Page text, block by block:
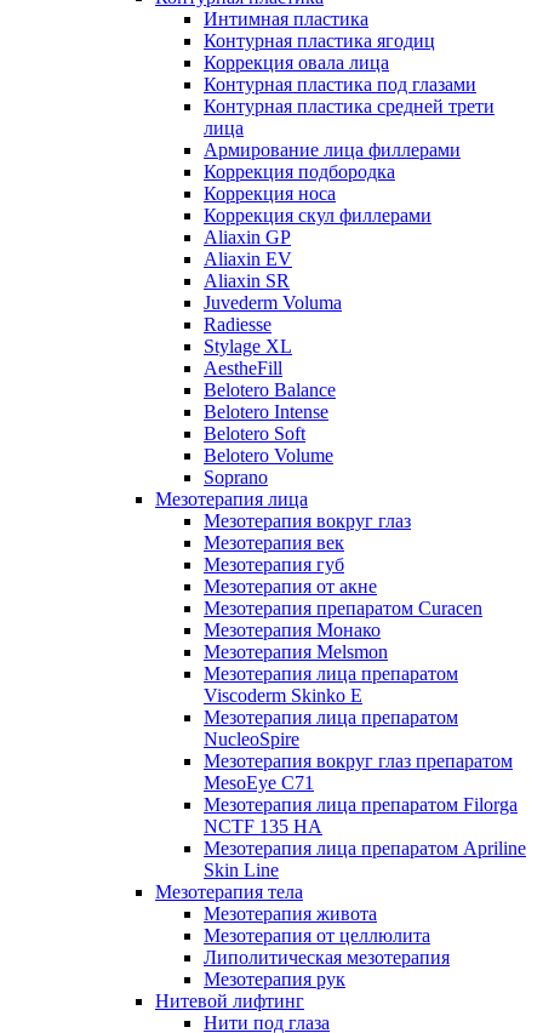
Интимная пластика
Контурная пластика ягодиц
Коррекция овала лица
Контурная пластика под глазами
Контурная пластика средней трети
лица
Армирование лица филлерами
Коррекция подбородка
Коррекция носа
Коррекция скул филлерами
Aliaxin GP
Aliaxin EV
Aliaxin SR
Juvederm Voluma
Radiesse
Stylage XL
AestheFill
Belotero Balance
Belotero Intense
Belotero Soft
Belotero Volume
Soprano
Мезотерапия лица
Мезотерапия вокруг глаз
Мезотерапия век
Мезотерапия губ
Мезотерапия от акне
Мезотерапия препаратом Curacen
Мезотерапия Монако
Мезотерапия Melsmon
Мезотерапия лица препаратом
Viscoderm Skinko E
Мезотерапия лица препаратом
NucleoSpire
Мезотерапия вокруг глаз препаратом
MesoEye С71
Мезотерапия лица препаратом Filorga
NCTF 135 HA
Мезотерапия лица препаратом Apriline
Skin Line
Мезотерапия тела
Мезотерапия живота
Мезотерапия от целлюлита
Липолитическая мезотерапия
Мезотерапия рук
Нитевой лифтинг
Нити под глаза